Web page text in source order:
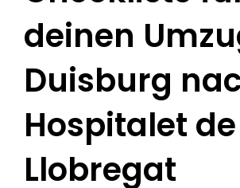
deinen
Duisburg
Hospitalet de
Llobregat